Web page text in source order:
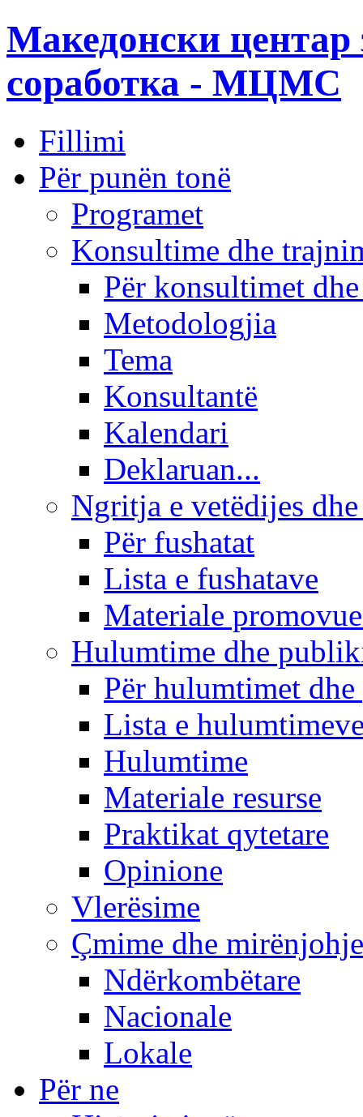
Македонски центар
соработка - МЦМС
Fillimi
Për punën tonë
Programet
Konsultime dhe
Për konsultimet
Metodologjia
Tema
Konsultantë
Kalendari
Deklaruan...
Ngritja e vetëdijes
Për fushatat
Lista e fushatave
Materiale
Hulumtime dhe
Për hulumtimet
Lista e
Hulumtime
Materiale resurse
Praktikat qytetare
Opinione
Vlerësime
Çmime dhe mirënjohje
Ndërkombëtare
Nacionale
Lokale
Për ne